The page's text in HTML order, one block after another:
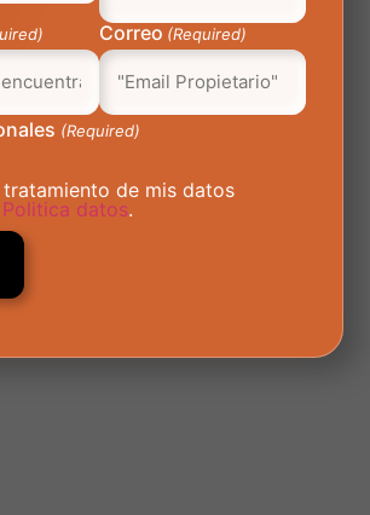
Correo (Required)
(Required)
tratamiento de mis datos
Politica datos.